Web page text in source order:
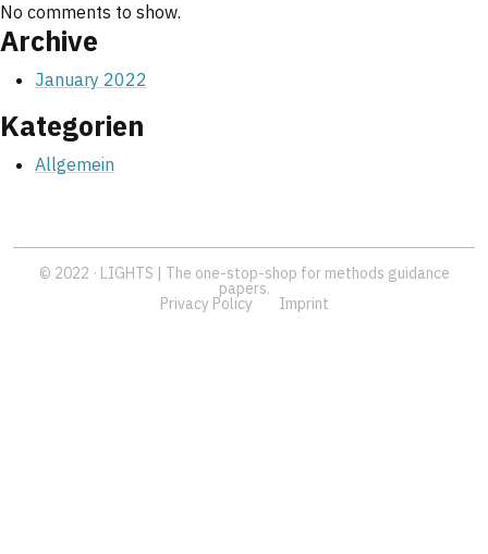
No comments to show.
Archive
January 2022
Kategorien
Allgemein
© 2022 · LIGHTS | The one-stop-shop for methods guidance
papers.
Privacy Policy Imprint